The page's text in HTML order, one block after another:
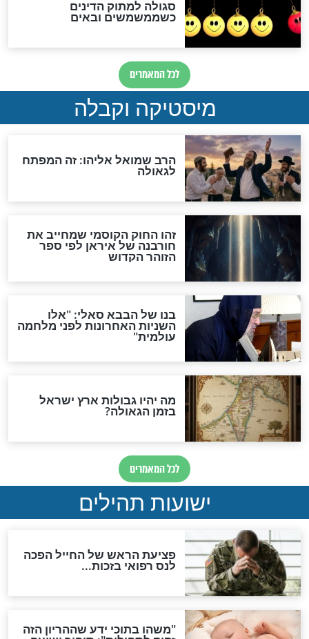
מה יהיה בימות המשיח?
"לפני הגאולה תהיה אפיקורסות
והכחשה גדולה מאוד של
האמונה"
האם לאחר בוא המשיח יהיה
אפשר לחזור בתשובה?
לכל המאמרים
להמתקת הדינים וביטול
גזרות
סגולת ע"ב שמות הקודש